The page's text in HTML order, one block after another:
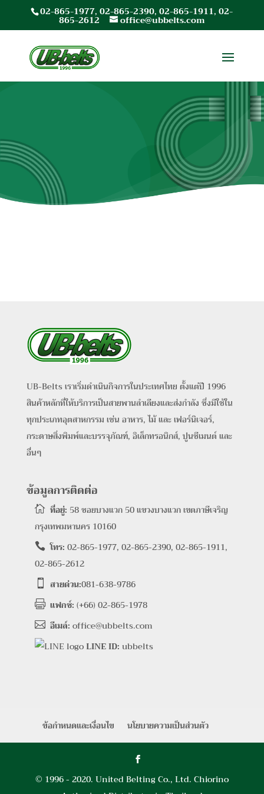
02-865-1977,02-865-2390,02-865-1911,02-
865-2612 office@ubbelts.com
ทีมงานของเรา
UB-Belts เราเริ่มดำเนินกิจการในประเทศไทย ตั้งแต่ปี 1996
สินค้าหลักที่ให้บริการเป็นสายพานลำเลียงและส่งกำลัง ซึ่งมีใช้ใน
ทุกประเภทอุตสาหกรรม เช่น อาหาร, ไม้ และ เฟอร์นิเจอร์,
กระดาษสิ่งพิมพ์และบรรจุภัณฑ์, อิเล็กทรอนิกส์, ปูนซีเมนต์ และ
อื่นๆ
ข้อมูลการติดต่อ
 ที่อยู่: 58 ซอยบางแวก 50 แขวงบางแวก เขตภาษีเจริญ
กรุงเทพมหานคร 10160
 โทร: 02-865-1977, 02-865-2390, 02-865-1911,
02-865-2612
 สายด่วน:081-638-9786
 แฟกซ์: (+66) 02-865-1978
 อีเมล์: office@ubbelts.com
LINE ID: ubbelts
ข้อกำหนดและเงื่อนไข นโยบายความเป็นส่วนตัว
© 1996 - 2020. United Belting Co., Ltd. Chiorino